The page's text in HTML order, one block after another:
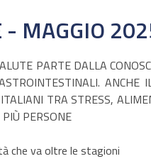
- MAGGIO
PARTE DALLA
TRA STRESS,
PERSONE
che va oltre le stagioni